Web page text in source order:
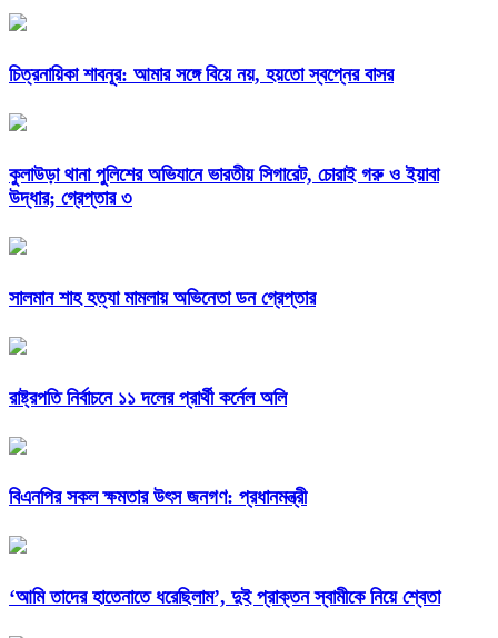
চিত্রনায়িকা শাবনূর: আমার সঙ্গে বিয়ে নয়, হয়তো স্বপ্নের বাসর
কুলাউড়া থানা পুলিশের অভিযানে ভারতীয় সিগারেট, চোরাই গরু ও ইয়াবা
উদ্ধার; গ্রেপ্তার ৩
সালমান শাহ হত্যা মামলায় অভিনেতা ডন গ্রেপ্তার
রাষ্ট্রপতি নির্বাচনে ১১ দলের প্রার্থী কর্নেল অলি
বিএনপির সকল ক্ষমতার উৎস জনগণ: প্রধানমন্ত্রী
‘আমি তাদের হাতেনাতে ধরেছিলাম’, দুই প্রাক্তন স্বামীকে নিয়ে শ্বেতা